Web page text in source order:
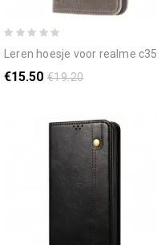
leren hoesje voor realme c35 met ketting band mandala
€15.50 €19.20